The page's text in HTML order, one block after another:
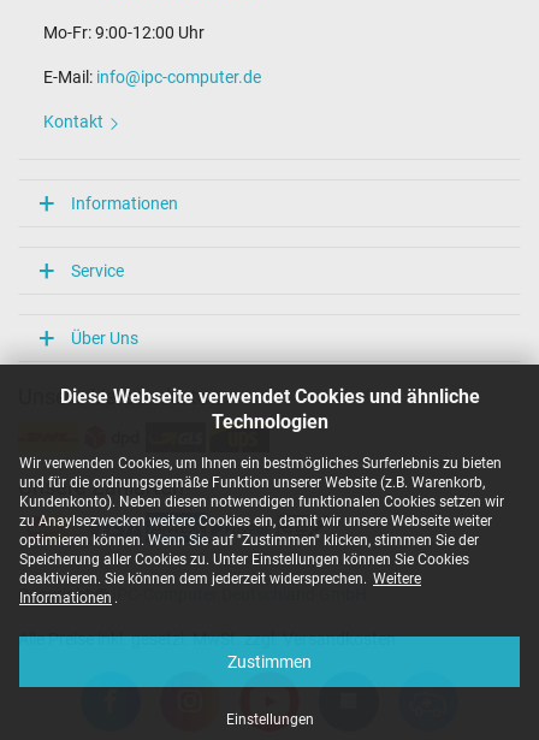
Diese Webseite verwendet Cookies und ähnliche
Technologien
Wir verwenden Cookies, um Ihnen ein bestmögliches Surferlebnis zu bieten
und für die ordnungsgemäße Funktion unserer Website (z.B. Warenkorb,
Kundenkonto). Neben diesen notwendigen funktionalen Cookies setzen wir
zu Anaylsezwecken weitere Cookies ein, damit wir unsere Webseite weiter
optimieren können. Wenn Sie auf "Zustimmen" klicken, stimmen Sie der
Speicherung aller Cookies zu. Unter Einstellungen können Sie Cookies
deaktivieren. Sie können dem jederzeit widersprechen. Weitere
Informationen .
Zustimmen
Einstellungen
Mo-Fr: 9:00-12:00 Uhr
E-Mail: info@ipc-computer.de
Kontakt
Informationen
Service
Über Uns
Unsere Versandarten
Unsere Zahlarten
Copyright ©
Alle Preise inkl. gesetzl. MwSt. zzgl. Versandkosten